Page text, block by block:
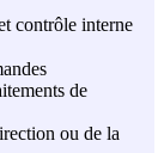
contrôle interne
de
ou de la